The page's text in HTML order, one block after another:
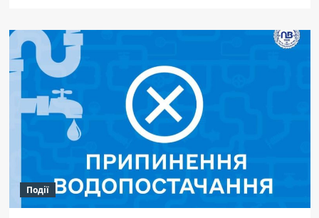
профінансували
підготовку
до подальшого
розширення
почесних
поховань
на Затуринському
кладовищі
Події